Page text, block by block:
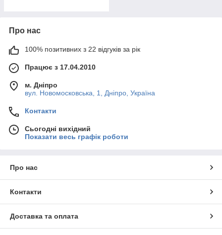
Про нас
100% позитивних з 22 відгуків за рік
Працює з 17.04.2010
м. Дніпро
вул. Новомосковська, 1, Дніпро, Україна
Контакти
Сьогодні вихідний
Показати весь графік роботи
Про нас
Контакти
Доставка та оплата